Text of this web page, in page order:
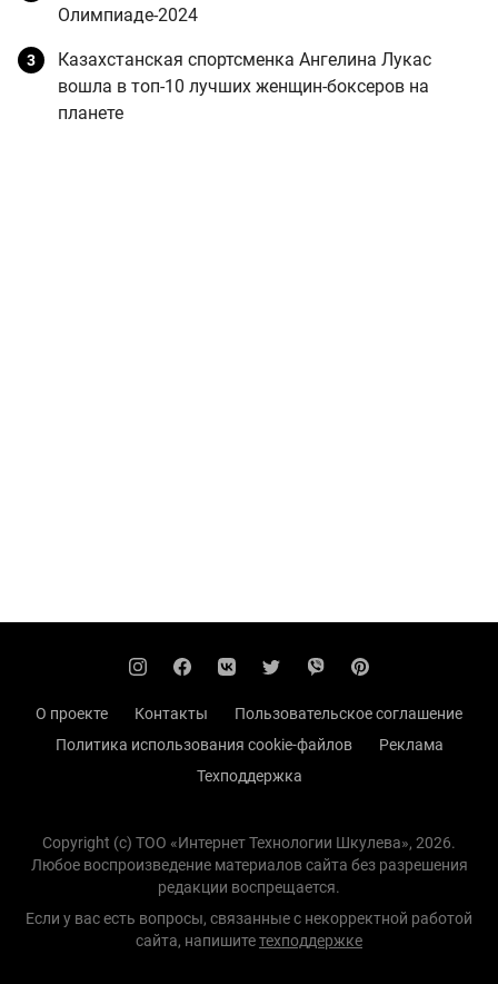
Олимпиаде-2024
Казахстанская спортсменка Ангелина Лукас
вошла в топ-10 лучших женщин-боксеров на
планете
О проекте Контакты
Пользовательское соглашение
Политика использования cookie-файлов
Реклама
Техподдержка
Copyright (с) TOO «Интернет Технологии Шкулева», 2026.
Любое воспроизведение материалов сайта без разрешения
редакции воспрещается.
Если у вас есть вопросы, связанные с некорректной работой
сайта, напишитетехподдержке